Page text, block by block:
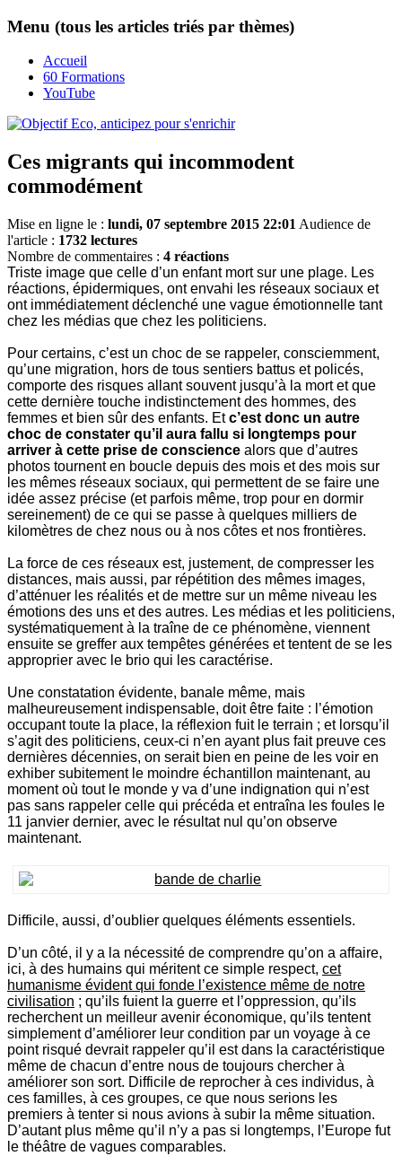
Menu (tous les articles triés par thèmes)
Accueil
60 Formations
YouTube
Ces migrants qui incommodent
commodément
Mise en ligne le : lundi, 07 septembre 2015 22:01 Audience de
l'article : 1732 lectures
Nombre de commentaires : 4 réactions
Triste image que celle d’un enfant mort sur une plage. Les
réactions, épidermiques, ont envahi les réseaux sociaux et
ont immédiatement déclenché une vague émotionnelle tant
chez les médias que chez les politiciens.
Pour certains, c’est un choc de se rappeler, consciemment,
qu’une migration, hors de tous sentiers battus et policés,
comporte des risques allant souvent jusqu’à la mort et que
cette dernière touche indistinctement des hommes, des
femmes et bien sûr des enfants. Etc’est donc un autre
choc de constater qu’il aura fallu si longtemps pour
arriver à cette prise de conscience alors que d’autres
photos tournent en boucle depuis des mois et des mois sur
les mêmes réseaux sociaux, qui permettent de se faire une
idée assez précise (et parfois même, trop pour en dormir
sereinement) de ce qui se passe à quelques milliers de
kilomètres de chez nous ou à nos côtes et nos frontières.
La force de ces réseaux est, justement, de compresser les
distances, mais aussi, par répétition des mêmes images,
d’atténuer les réalités et de mettre sur un même niveau les
émotions des uns et des autres. Les médias et les politiciens,
systématiquement à la traîne de ce phénomène, viennent
ensuite se greffer aux tempêtes générées et tentent de se les
approprier avec le brio qui les caractérise.
Une constatation évidente, banale même, mais
malheureusement indispensable, doit être faite : l’émotion
occupant toute la place, la réflexion fuit le terrain ; et lorsqu’il
s’agit des politiciens, ceux-ci n’en ayant plus fait preuve ces
dernières décennies, on serait bien en peine de les voir en
exhiber subitement le moindre échantillon maintenant, au
moment où tout le monde y va d’une indignation qui n’est
pas sans rappeler celle qui précéda et entraîna les foules le
11 janvier dernier, avec le résultat nul qu’on observe
maintenant.
Difficile, aussi, d’oublier quelques éléments essentiels.
D’un côté, il y a la nécessité de comprendre qu’on a affaire,
ici, à des humains qui méritent ce simple respect, cet
humanisme évident qui fonde l’existence même de notre
civilisation ; qu’ils fuient la guerre et l’oppression, qu’ils
recherchent un meilleur avenir économique, qu’ils tentent
simplement d’améliorer leur condition par un voyage à ce
point risqué devrait rappeler qu’il est dans la caractéristique
même de chacun d’entre nous de toujours chercher à
améliorer son sort. Difficile de reprocher à ces individus, à
ces familles, à ces groupes, ce que nous serions les
premiers à tenter si nous avions à subir la même situation.
D’autant plus même qu’il n’y a pas si longtemps, l’Europe fut
le théâtre de vagues comparables.